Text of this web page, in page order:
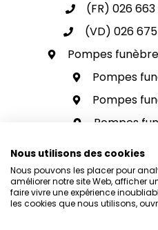
(FR) 026
(VD) 026
Pompes
Pompes
Pompes
Pompes
Pompes
Nous utilisons des cookies
Nous pouvons les placer pour
améliorer notre site Web, afficher
faire vivre une expérience
les cookies que nous utilisons,